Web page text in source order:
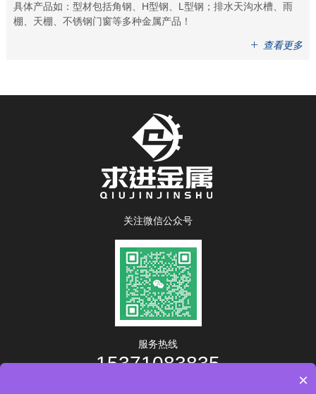
具体产品如：型材包括角钢、H型钢、L型钢；排水天沟水槽、雨
棚、天棚、不锈钢门窗等多种金属产品！
查看更多
关注微信公众号
服务热线
15371083835
×